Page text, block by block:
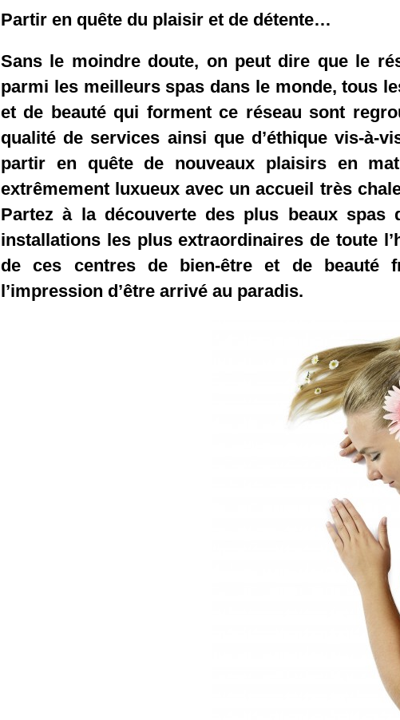
Partir en quête du plaisir et de détente…
Sans le moindre doute, on peut dire que le
parmi les meilleurs spas dans le monde, tous
et de beauté qui forment ce réseau sont
qualité de services ainsi que d’éthique vis-à-
partir en quête de nouveaux plaisirs en
extrêmement luxueux avec un accueil très
Partez à la découverte des plus beaux
installations les plus extraordinaires de toute
de ces centres de bien-être et de beauté
l’impression d’être arrivé au paradis.